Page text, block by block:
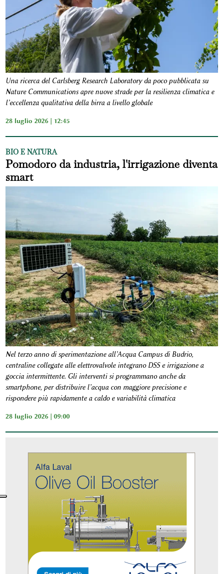
Una ricerca del Carlsberg Research Laboratory da poco pubblicata su
Nature Communications apre nuove strade per la resilienza climatica e
l’eccellenza qualitativa della birra a livello globale
28 luglio 2026 | 12:45
BIO E NATURA
Pomodoro da industria, l'irrigazione diventa
smart
Nel terzo anno di sperimentazione all’Acqua Campus di Budrio,
centraline collegate alle elettrovalvole integrano DSS e irrigazione a
goccia intermittente. Gli interventi si programmano anche da
smartphone, per distribuire l’acqua con maggiore precisione e
rispondere più rapidamente a caldo e variabilità climatica
28 luglio 2026 | 09:00